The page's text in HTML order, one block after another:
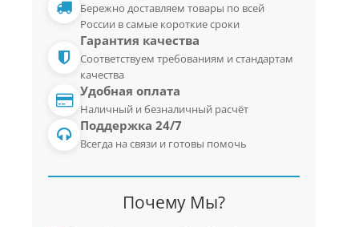
Бережно доставляем товары по всей
России в самые короткие сроки
Гарантия качества
Соответствуем требованиям и стандартам
качества
Удобная оплата
Наличный и безналичный расчёт
Поддержка 24/7
Всегда на связи и готовы помочь
Почему Мы?